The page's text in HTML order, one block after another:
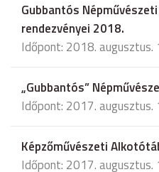
Gubbantós
rendezvényei 2018.
Időpont: 2018. augusztus.
„Gubbantós”
Időpont: 2017. augusztus.
Képzőművészeti
Időpont: 2017. augusztus.